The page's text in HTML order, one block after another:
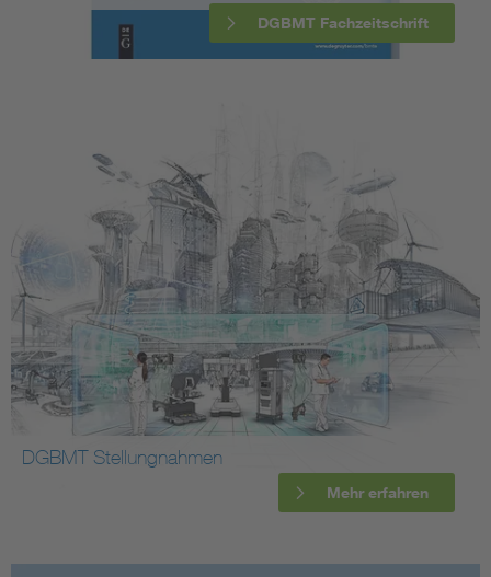
DGBMT Fachzeitschrift
DGBMT Stellungnahmen
Mehr erfahren